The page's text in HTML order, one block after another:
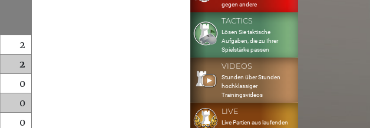
2
2
0
0
0
gegen andere
TACTICS
Lösen Sie taktische
Aufgaben, die zu Ihrer
Spielstärke passen
VIDEOS
Stunden über Stunden
hochklassiger
Trainingsvideos
LIVE
Live Partien aus laufenden